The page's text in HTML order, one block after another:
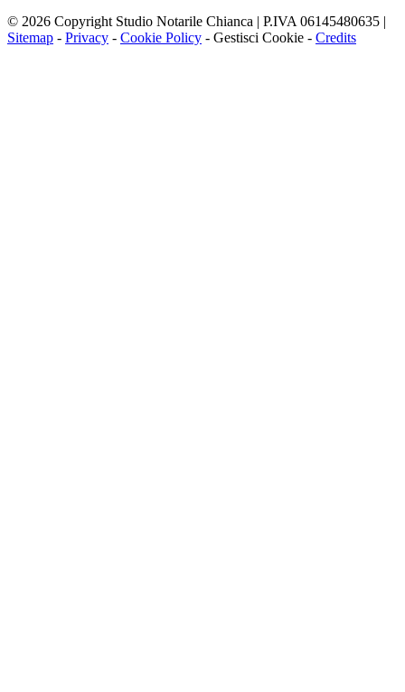
© 2026 Copyright Studio Notarile Chianca | P.IVA 06145480635 |
Sitemap - Privacy - Cookie Policy - Gestisci Cookie - Credits